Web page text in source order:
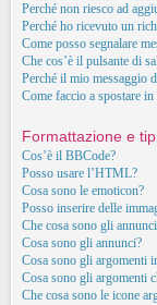
Perché non riesco ad
Perché ho ricevuto un
Come posso segnalare
Che cos’è il pulsante di
Perché il mio messaggio
Come faccio a spostare
Formattazione e
Cos’è il BBCode?
Posso usare l’HTML?
Cosa sono le emoticon?
Posso inserire delle
Che cosa sono gli
Cosa sono gli annunci?
Cosa sono gli argomenti
Cosa sono gli argomenti
Che cosa sono le icone